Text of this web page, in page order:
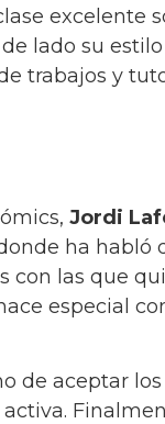
lado su
trabajos y
Jordi
ha
con las que
especial
de aceptar